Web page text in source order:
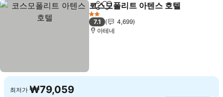
공유 즐겨찾기에 추가
코스모폴리트 아텐스 호텔
2 성급
7.1
4,699
아테네
최저가 ₩79,059